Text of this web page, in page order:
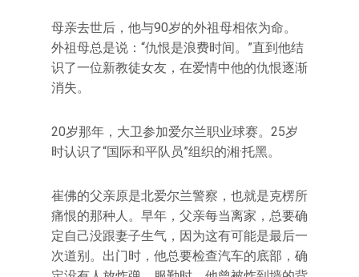
母亲去世后，他与90岁的外祖母相依为命。
外祖母总是说：“仇恨是浪费时间。”直到他结
识了一位新教徒女友，在爱情中他的仇恨逐渐
消失。
20岁那年，大卫参加爱尔兰职业球赛。25岁
时认识了“国际和平队员”组织的湘·托黑。
崔佛的父亲原是北爱尔兰警察，也就是克楞所
痛恨的那种人。早年，父亲每当离家，总要确
定自己没跟妻子生气，因为这有可能是最后一
次道别。出门时，他总要检查汽车的底部，确